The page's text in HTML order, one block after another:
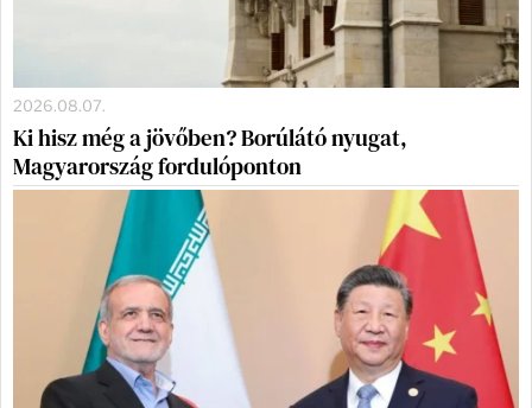
2026.08.07.
Ki hisz még a jövőben? Borúlátó nyugat,
Magyarország fordulóponton